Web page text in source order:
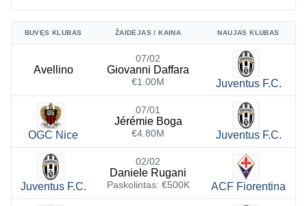
BUVĘS KLUBAS ŽAIDĖJAS / KAINA NAUJAS KLUBAS
Avellino
07/02
Giovanni Daffara
€1.00M Juventus F.C.
OGC Nice
07/01
Jérémie Boga
€4.80M Juventus F.C.
Juventus F.C.
02/02
Daniele Rugani
Paskolintas: €500K ACF Fiorentina